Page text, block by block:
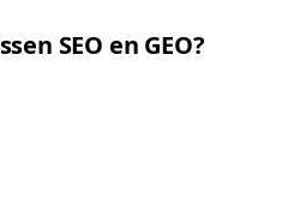
SEO en GEO?